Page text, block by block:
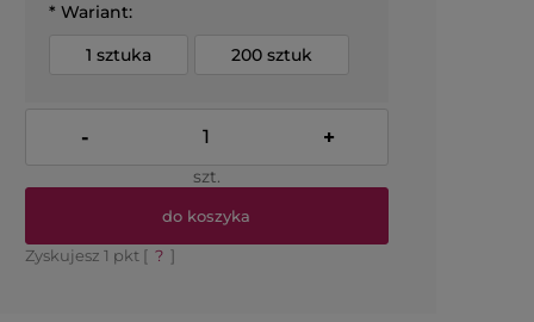
* Wariant:
1 sztuka
200 sztuk
- +
szt.
do koszyka
Zyskujesz 1 pkt [ ? ]